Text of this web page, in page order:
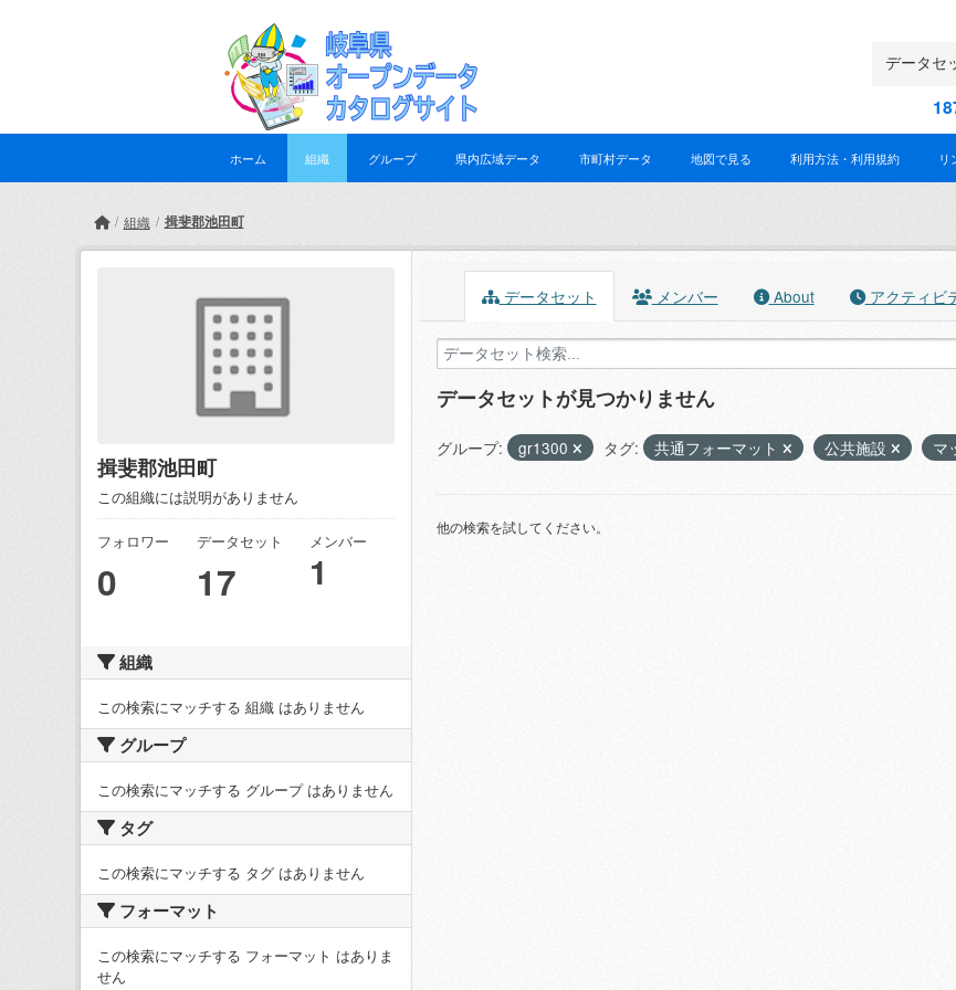
ホーム 組織 グループ 県内広域データ 市町村データ 地図で見る 利用方法・利用規約 リ
組織 揖斐郡池田町
揖斐郡池田町
この組織には説明がありません
フォロワー
0
データセット
17
メンバー
1
組織
この検索にマッチする 組織 はありません
グループ
この検索にマッチする グループ はありません
タグ
この検索にマッチする タグ はありません
フォーマット
この検索にマッチする フォーマット はありま
せん
データセット メンバー About アクティビ
データセットが見つかりません
グループ: gr1300 タグ: 共通フォーマット 公共施設 マ
他の検索を試してください。